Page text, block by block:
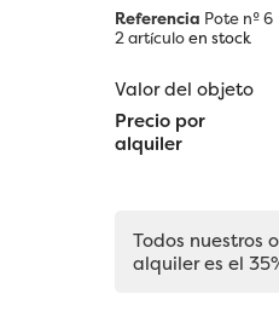
Referencia Pote nº 6
2 artículoen stock
Valor del objeto
Precio por
alquiler
Todos nuestros
alquiler es el